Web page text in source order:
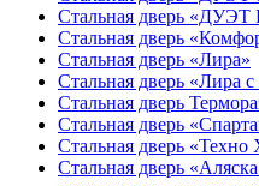
Стальная дверь «ДУЭТ
Стальная дверь
Стальная дверь «Лира»
Стальная дверь «Лира с
Стальная дверь
Стальная дверь
Стальная дверь «Техно
Стальная дверь